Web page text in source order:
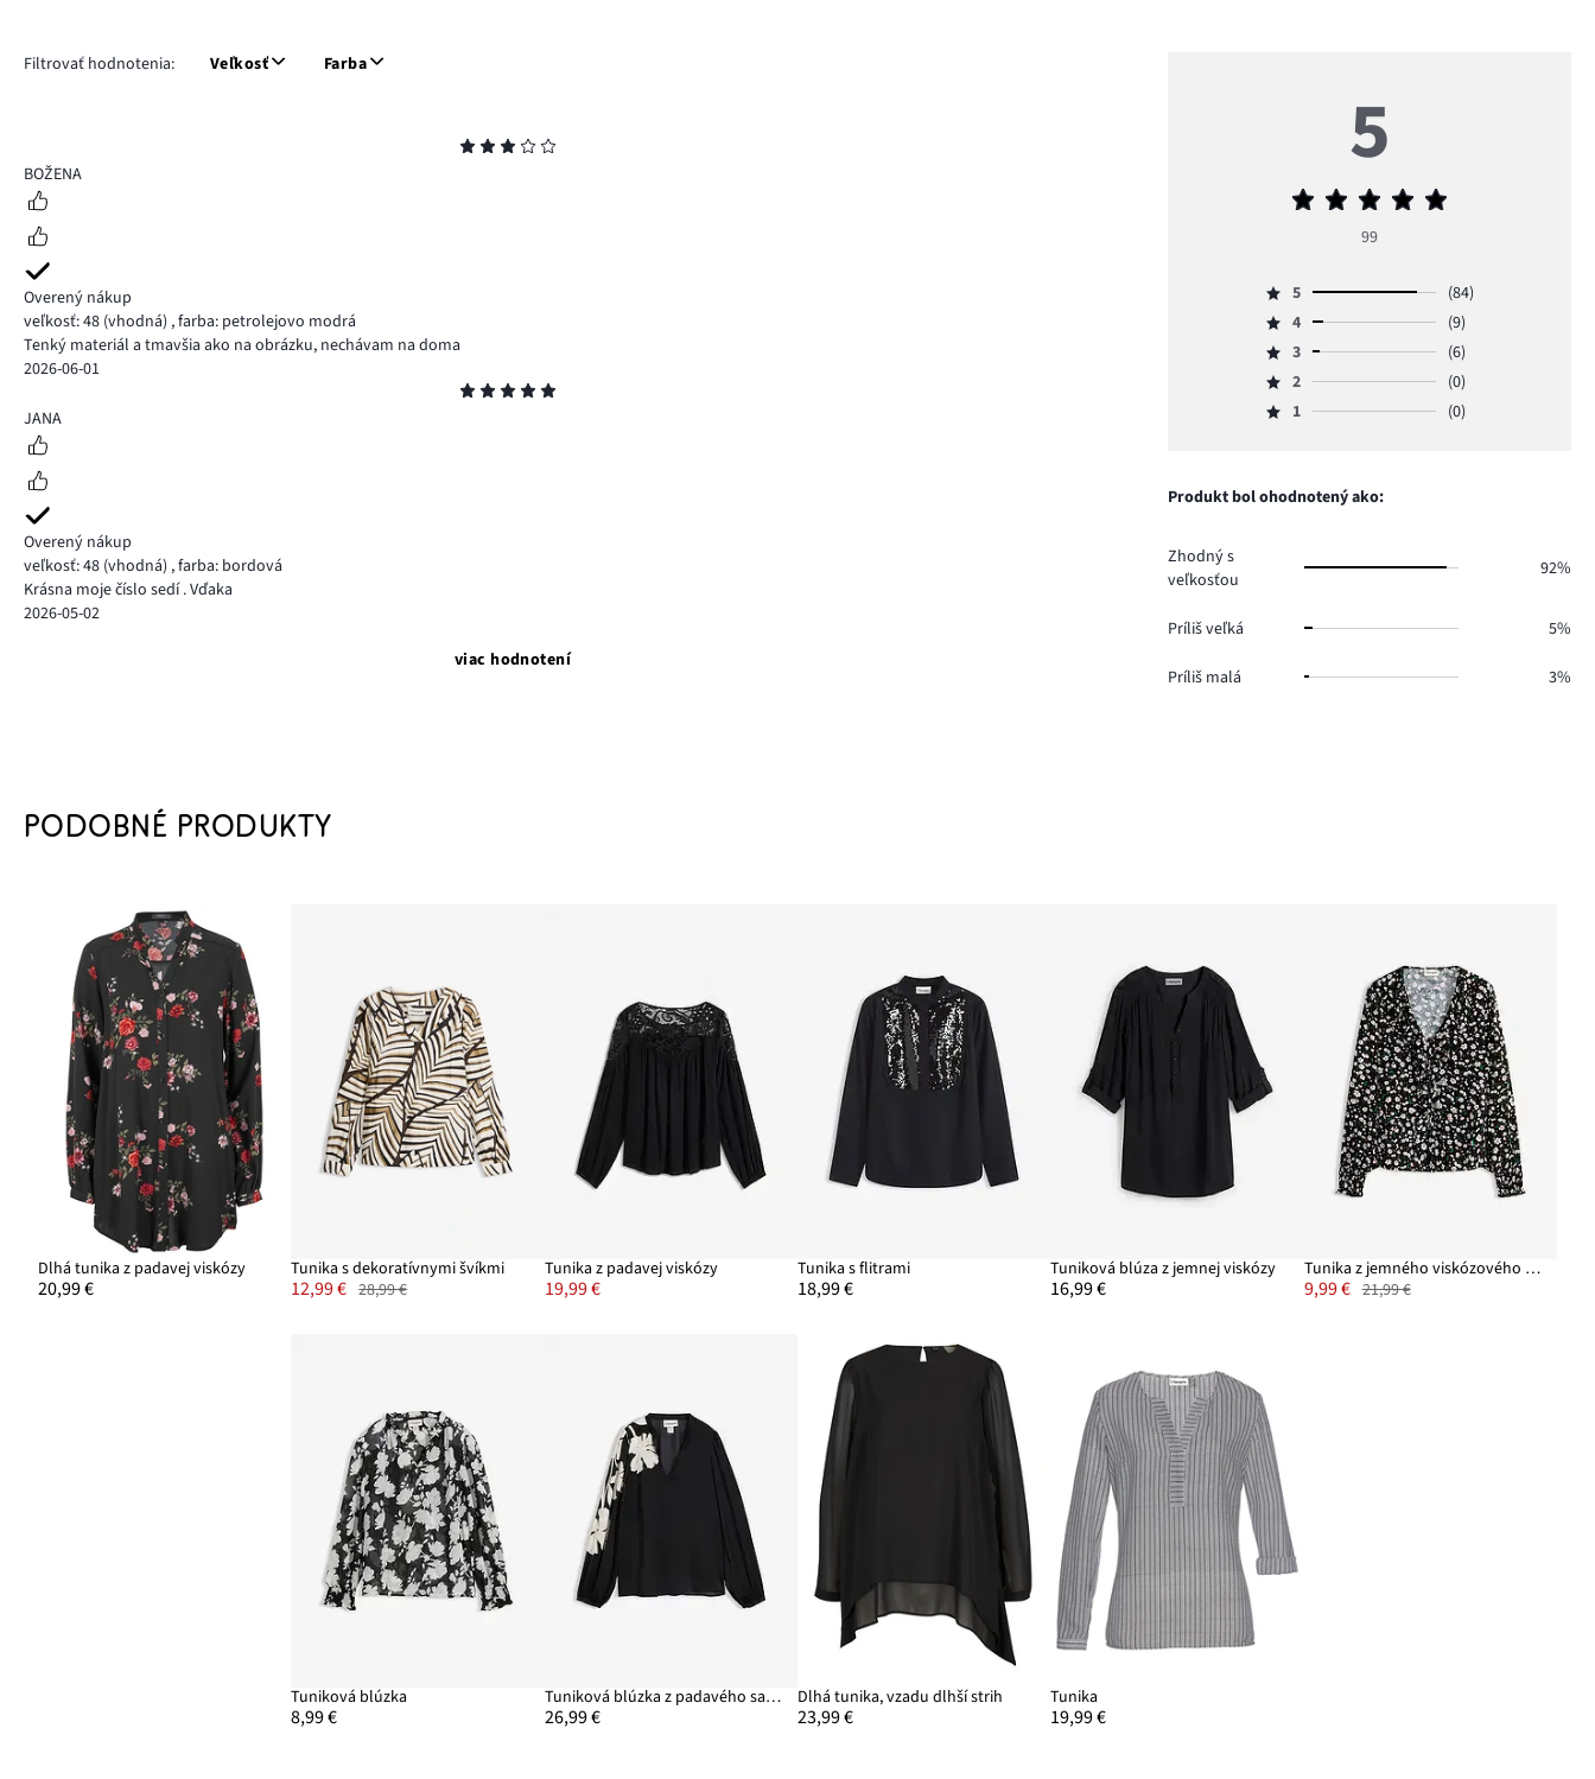
Filtrovať hodnotenia: Veľkosť Farba
3
BOŽENA
Overený nákup
veľkosť: 48 (vhodná) ,farba: petrolejovo modrá
Tenký materiál a tmavšia ako na obrázku, nechávam na doma
2026-06-01
5
JANA
Overený nákup
veľkosť: 48 (vhodná) ,farba: bordová
Krásna moje číslo sedí . Vďaka
2026-05-02
viac hodnotení
5
Priemerné
5
99
Hodnotenie
5,
počet
hlasov
5
(84)
Hodnotenie
4,
počet
hlasov
4
(9)
Hodnotenie
3,
počet
3
(6)
Hodnotenie
2,
0.
2
(0)
Hodnotenie
hlasov
1 (0)
Produkt bol ohodnotený ako:
Zhodný s
veľkosťou
92%
Príliš veľká 5%
Príliš malá 3%
PODOBNÉ PRODUKTY
Dlhá tunika z padavej viskózy
20,99 €
Tunika s dekoratívnymi švíkmi
12,99 € 28,99 €
Tunika z padavej viskózy
19,99 €
Tunika s flitrami
18,99 €
Tuniková blúza z jemnej viskózy
16,99 €
Tunika z jemného viskózového mixu
9,99 € 21,99 €
Tuniková blúzka
8,99 €
Tuniková blúzka z padavého saténu
26,99 €
Dlhá tunika, vzadu dlhší strih
23,99 €
Tunika
19,99 €